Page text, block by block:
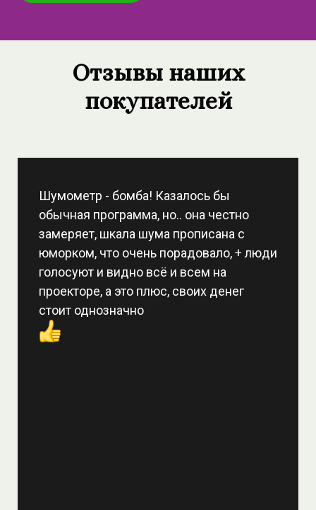
Отзывы наших
покупателей
Шумометр - бомба! Казалось бы
обычная программа, но.. она честно
замеряет, шкала шума прописана с
юморком, что очень порадовало, + люди
голосуют и видно всё и всем на
проекторе, а это плюс, своих денег
стоит однозначно